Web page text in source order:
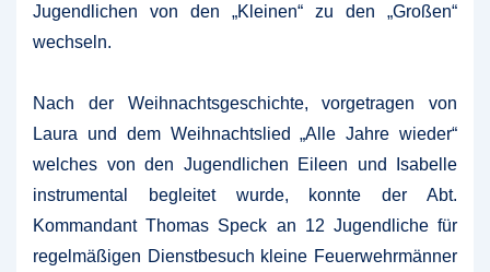
Jugendlichen von den „Kleinen“ zu den „Großen“
wechseln.
Nach der Weihnachtsgeschichte, vorgetragen von
Laura und dem Weihnachtslied „Alle Jahre wieder“
welches von den Jugendlichen Eileen und Isabelle
instrumental begleitet wurde, konnte der Abt.
Kommandant Thomas Speck an 12 Jugendliche für
regelmäßigen Dienstbesuch kleine Feuerwehrmänner